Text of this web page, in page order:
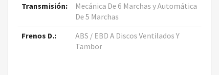
Transmisión:
Mecánica De 6 Marchas y Automática
De 5 Marchas
Frenos D.:
ABS / EBD A Discos Ventilados Y
Tambor